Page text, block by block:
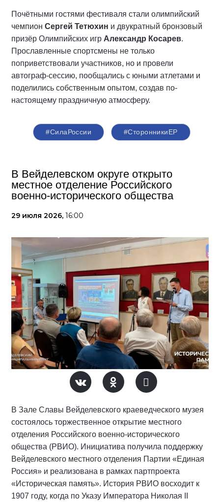
Почётными гостями фестиваля стали олимпийский
чемпион Сергей Тетюхин и двукратный бронзовый
призёр Олимпийских игр Александр Косарев.
Прославленные спортсмены не только
поприветствовали участников, но и провели
автограф-сессию, пообщались с юными атлетами и
поделились собственным опытом, создав по-
настоящему праздничную атмосферу.
#СилаРоссии #СторонникиЕР
В Вейделевском округе открыто
местное отделение Российского
военно-исторического общества
29 июля 2026, 16:00
В Зале Славы Вейделевского краеведческого музея
состоялось торжественное открытие местного
отделения Российского военно-исторического
общества (РВИО). Инициатива получила поддержку
Вейделевского местного отделения Партии «Единая
Россия» и реализована в рамках партпроекта
«Историческая память». История РВИО восходит к
1907 году, когда по Указу Императора Николая II